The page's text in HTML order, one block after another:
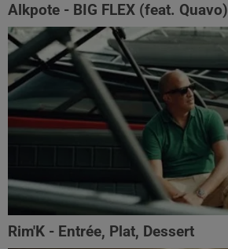
Alkpote - BIG FLEX (feat. Quavo)
Rim'K - Entrée, Plat, Dessert